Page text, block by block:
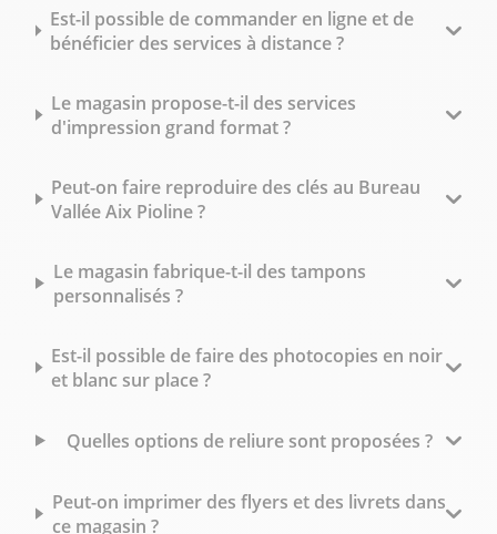
Est-il possible de commander en ligne et de
bénéficier des services à distance ?
Le magasin propose-t-il des services
d'impression grand format ?
Peut-on faire reproduire des clés au Bureau
Vallée Aix Pioline ?
Le magasin fabrique-t-il des tampons
personnalisés ?
Est-il possible de faire des photocopies en noir
et blanc sur place ?
Quelles options de reliure sont proposées ?
Peut-on imprimer des flyers et des livrets dans
ce magasin ?